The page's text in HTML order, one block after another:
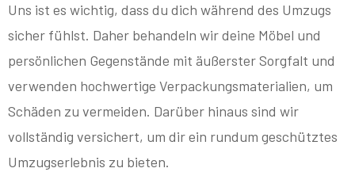
Uns ist es wichtig, dass du dich während des Umzugs
sicher fühlst. Daher behandeln wir deine Möbel und
persönlichen Gegenstände mit äußerster Sorgfalt und
verwenden hochwertige Verpackungsmaterialien, um
Schäden zu vermeiden. Darüber hinaus sind wir
vollständig versichert, um dir ein rundum geschütztes
Umzugserlebnis zu bieten.